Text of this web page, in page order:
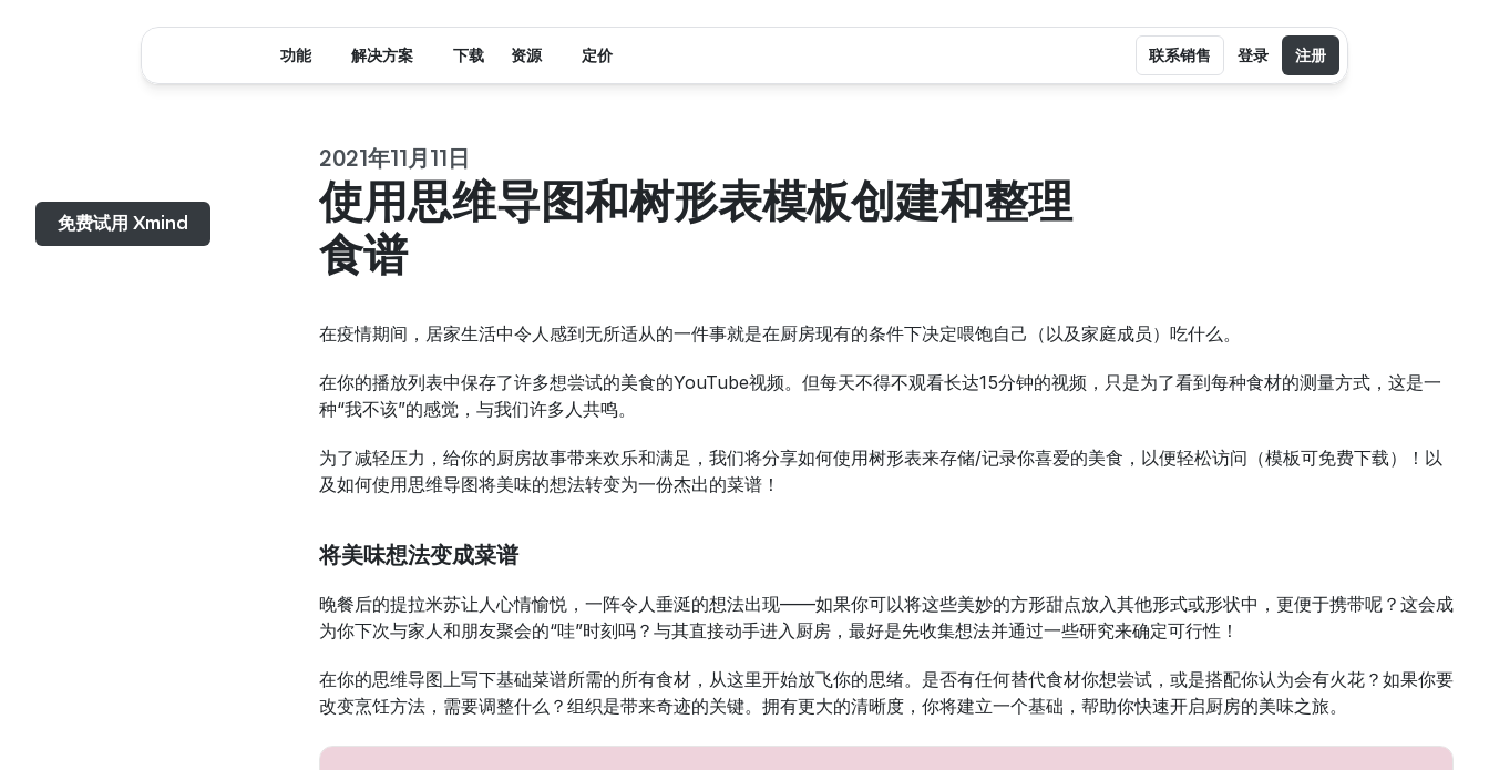
免费试用 Xmind
2021年11月11日
使用思维导图和树形表模板创建和整理
食谱
在疫情期间，居家生活中令人感到无所适从的一件事就是在厨房现有的条件下决定喂饱自己（以及家庭成员）吃什么。
在你的播放列表中保存了许多想尝试的美食的YouTube视频。但每天不得不观看长达15分钟的视频，只是为了看到每种食材的测量方式，这是一
种“我不该”的感觉，与我们许多人共鸣。
为了减轻压力，给你的厨房故事带来欢乐和满足，我们将分享如何使用树形表来存储/记录你喜爱的美食，以便轻松访问（模板可免费下载）！以
及如何使用思维导图将美味的想法转变为一份杰出的菜谱！
将美味想法变成菜谱
晚餐后的提拉米苏让人心情愉悦，一阵令人垂涎的想法出现——如果你可以将这些美妙的方形甜点放入其他形式或形状中，更便于携带呢？这会成
为你下次与家人和朋友聚会的“哇”时刻吗？与其直接动手进入厨房，最好是先收集想法并通过一些研究来确定可行性！
在你的思维导图上写下基础菜谱所需的所有食材，从这里开始放飞你的思绪。是否有任何替代食材你想尝试，或是搭配你认为会有火花？如果你要
改变烹饪方法，需要调整什么？组织是带来奇迹的关键。拥有更大的清晰度，你将建立一个基础，帮助你快速开启厨房的美味之旅。
功能 解决方案 下载 资源 定价 联系销售 登录 注册